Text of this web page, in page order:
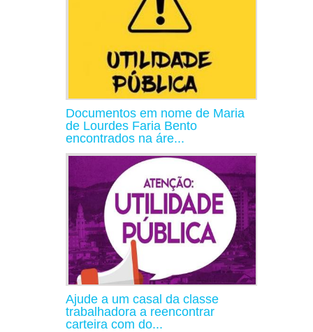
Documentos em nome de Maria
de Lourdes Faria Bento
encontrados na áre...
Ajude a um casal da classe
trabalhadora a reencontrar
carteira com do...